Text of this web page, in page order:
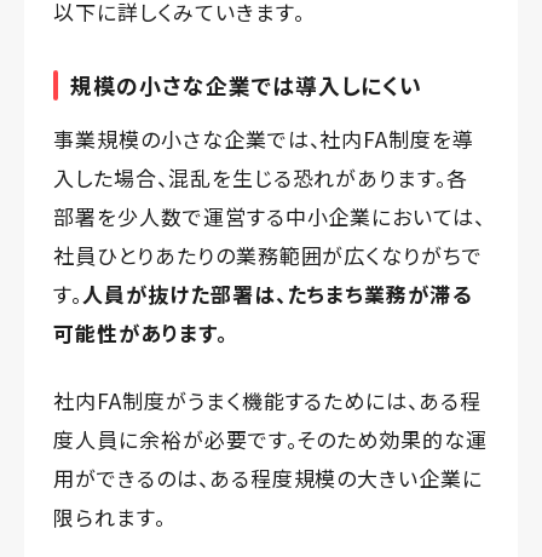
以下に詳しくみていきます。
規模の小さな企業では導入しにくい
事業規模の小さな企業では、社内FA制度を導
入した場合、混乱を生じる恐れがあります。各
部署を少人数で運営する中小企業においては、
社員ひとりあたりの業務範囲が広くなりがちで
す。人員が抜けた部署は、たちまち業務が滞る
可能性があります。
社内FA制度がうまく機能するためには、ある程
度人員に余裕が必要です。そのため効果的な運
用ができるのは、ある程度規模の大きい企業に
限られます。